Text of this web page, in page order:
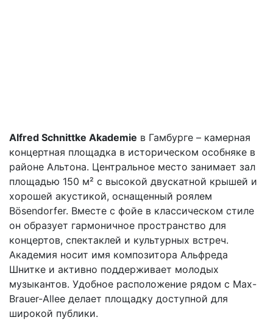
Alfred Schnittke Akademie в Гамбурге – камерная
концертная площадка в историческом особняке в
районе Альтона. Центральное место занимает зал
площадью 150 м² с высокой двускатной крышей и
хорошей акустикой, оснащенный роялем
Bösendorfer. Вместе с фойе в классическом стиле
он образует гармоничное пространство для
концертов, спектаклей и культурных встреч.
Академия носит имя композитора Альфреда
Шнитке и активно поддерживает молодых
музыкантов. Удобное расположение рядом с Max-
Brauer-Allee делает площадку доступной для
широкой публики.